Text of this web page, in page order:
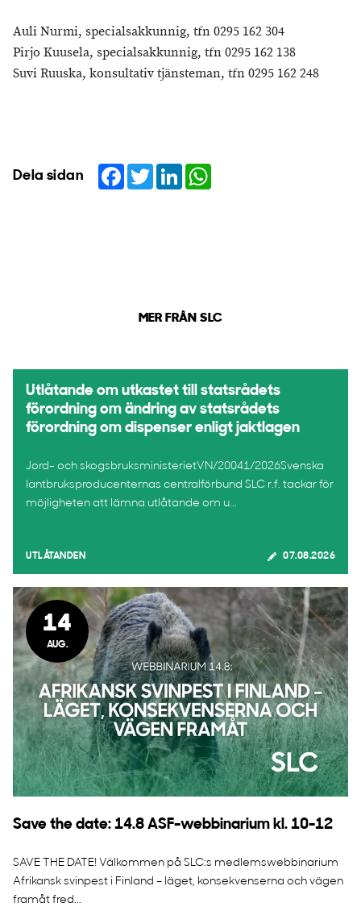
Auli Nurmi, specialsakkunnig, tfn 0295 162 304
Pirjo Kuusela, specialsakkunnig, tfn 0295 162 138
Suvi Ruuska, konsultativ tjänsteman, tfn 0295 162 248
Dela sidan Facebook
TwitterLinkedIn
MER FRÅN SLC
Utlåtande om utkastet till statsrådets
förordning om ändring av statsrådets
förordning om dispenser enligt jaktlagen
Jord- och skogsbruksministerietVN/20041/2026Svenska
lantbruksproducenternas centralförbund SLC r.f. tackar för
möjligheten att lämna utlåtande om u...
UTLÅTANDEN 07.08.2026
14
AUG.
Save the date: 14.8 ASF-webbinarium kl. 10-12
SAVE THE DATE! Välkommen på SLC:s medlemswebbinarium
Afrikansk svinpest i Finland – läget, konsekvenserna och vägen
framåt fred...